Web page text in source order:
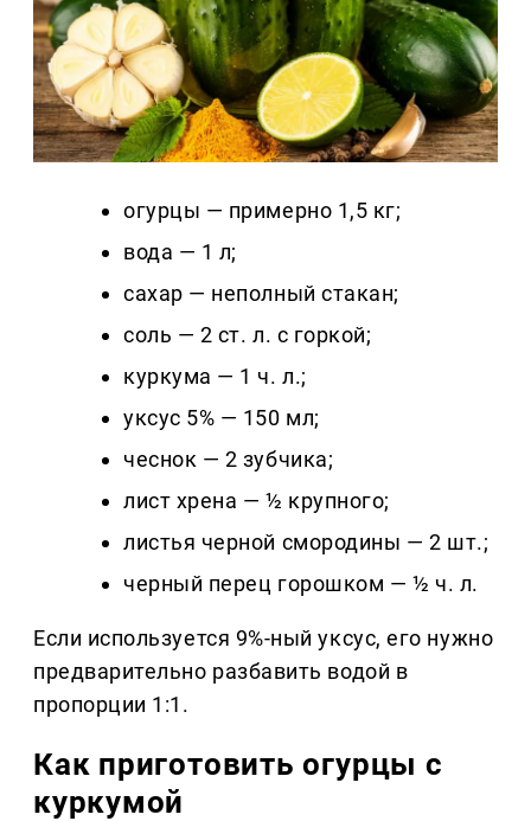
огурцы — примерно 1,5 кг;
вода — 1 л;
сахар — неполный стакан;
соль — 2 ст. л. с горкой;
куркума — 1 ч. л.;
уксус 5% — 150 мл;
чеснок — 2 зубчика;
лист хрена — ½ крупного;
листья черной смородины — 2 шт.;
черный перец горошком — ½ ч. л.
Если используется 9%-ный уксус, его нужно
предварительно разбавить водой в
пропорции 1:1.
Как приготовить огурцы с
куркумой